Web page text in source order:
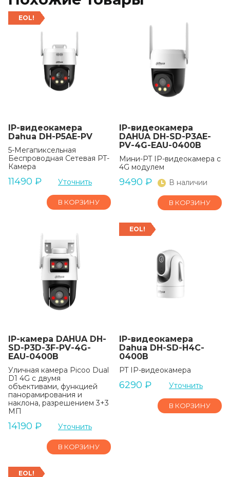
EOL!
IP-видеокамера
Dahua DH-P5AE-PV
5-Мегапиксельная
Беспроводная Сетевая PT-
Камера
11490 ₽ Уточнить
В КОРЗИНУ
IP-видеокамера
DAHUA DH-SD-P3AE-
PV-4G-EAU-0400B
Мини-PT IP-видеокамера с
4G модулем
9490 ₽ В наличии
В КОРЗИНУ
IP-камера DAHUA DH-
SD-P3D-3F-PV-4G-
EAU-0400B
Уличная камера Picoo Dual
D1 4G с двумя
объективами, функцией
панорамирования и
наклона, разрешением 3+3
МП
14190 ₽ Уточнить
В КОРЗИНУ
EOL!
IP-видеокамера
Dahua DH-SD-H4C-
0400B
PT IP-видеокамера
6290 ₽ Уточнить
В КОРЗИНУ
EOL!